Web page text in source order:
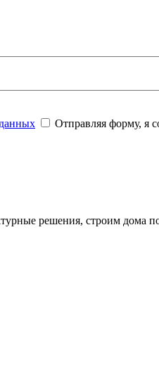
Отправляя форму, я
решения, строим